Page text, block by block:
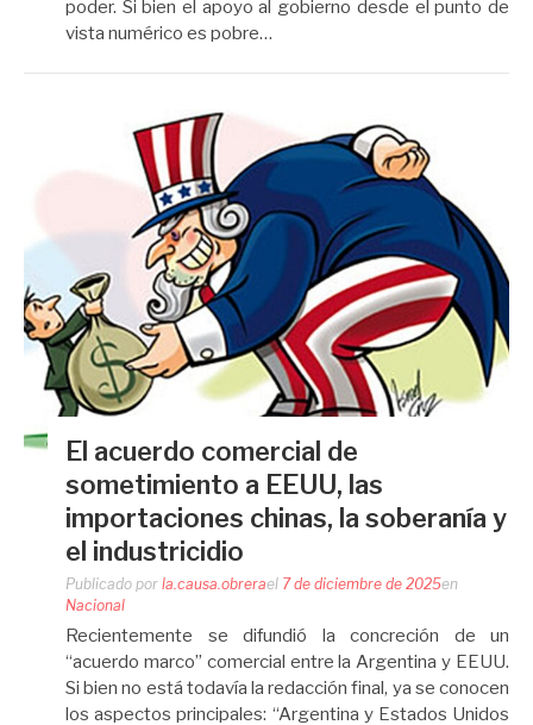
poder. Si bien el apoyo al gobierno desde el punto de
vista numérico es pobre…
El acuerdo comercial de
sometimiento a EEUU, las
importaciones chinas, la soberanía y
el industricidio
Publicado por la.causa.obrerael 7 de diciembre de 2025en
Nacional
Recientemente se difundió la concreción de un
“acuerdo marco” comercial entre la Argentina y EEUU.
Si bien no está todavía la redacción final, ya se conocen
los aspectos principales: “Argentina y Estados Unidos